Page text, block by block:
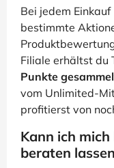
Bei jedem
bestimmte
Filiale erhältst du
Punkte
vom Unlimited-
profitierst von
Kann ich
beraten